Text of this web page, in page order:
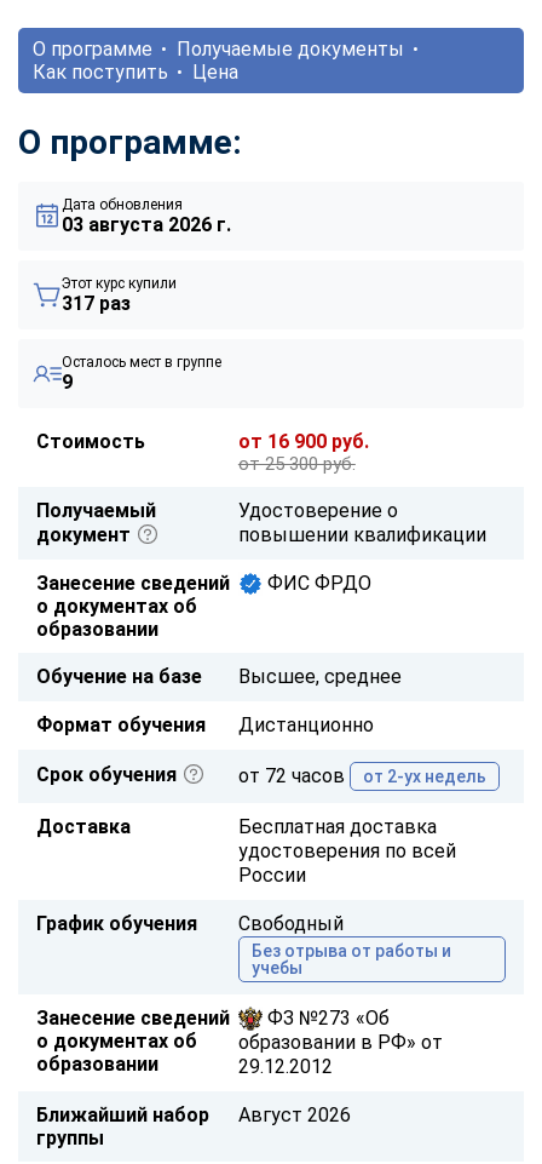
О программе
Получаемые документы
Как поступить
Цена
О программе:
Дата обновления
03 августа 2026 г.
Этот курс купили
317 раз
Осталось мест в группе
9
Стоимость от 16 900 руб.
от 25 300 руб.
Получаемый
документ
Удостоверение о
повышении квалификации
Занесение сведений
о документах об
образовании
ФИС ФРДО
Обучение на базе Высшее, среднее
Формат обучения Дистанционно
Срок обучения от 72 часов от 2-ух недель
Доставка
Бесплатная доставка
удостоверения по всей
России
График обучения Свободный
Без отрыва от работы и
учебы
Занесение сведений
о документах об
образовании
ФЗ №273 «Об
образовании в РФ» от
29.12.2012
Ближайший набор
группы
Август 2026